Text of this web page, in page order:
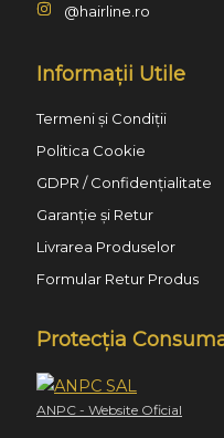
@hairline.ro
Informații Utile
Termeni și Condiții
Politica Cookie
GDPR / Confidențialitate
Garanție și Retur
Livrarea Produselor
Formular Retur Produs
Protecția
ANPC - Website Oficial